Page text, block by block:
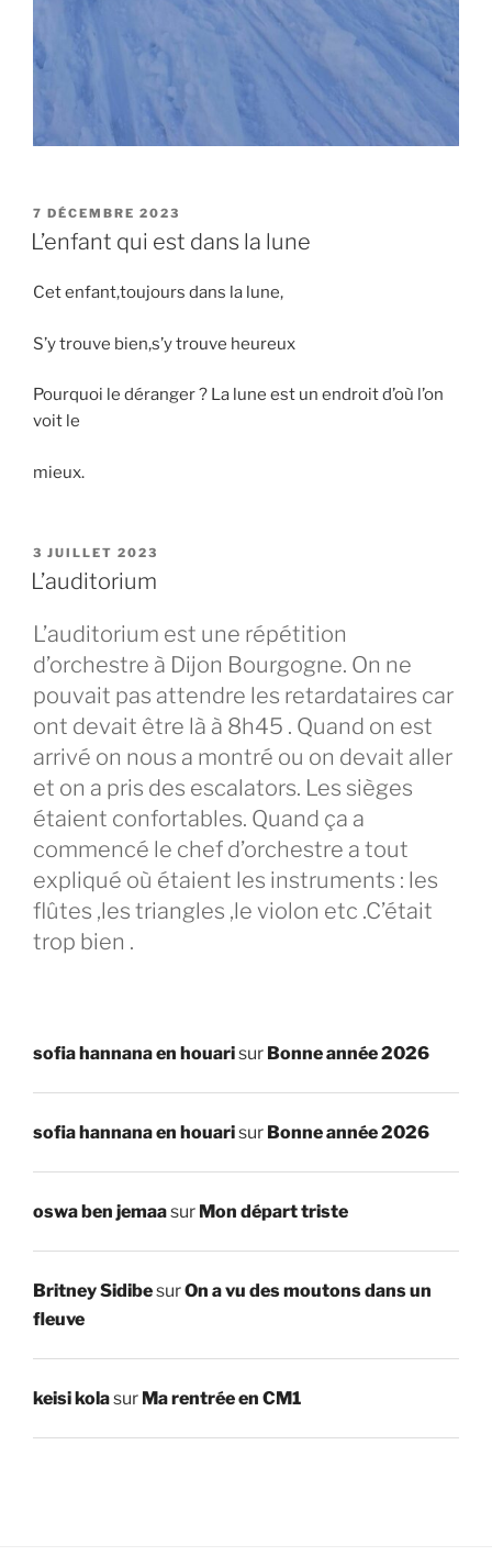
PUBLIÉ
LE
7 DÉCEMBRE 2023
L’enfant qui est dans la lune
Cet enfant,toujours dans la lune,
S’y trouve bien,s’y trouve heureux
Pourquoi le déranger ? La lune est un endroit d’où l’on
voit le
mieux.
PUBLIÉ
LE
3 JUILLET 2023
L’auditorium
L’auditorium est une répétition
d’orchestre à Dijon Bourgogne. On ne
pouvait pas attendre les retardataires car
ont devait être là à 8h45 . Quand on est
arrivé on nous a montré ou on devait aller
et on a pris des escalators. Les sièges
étaient confortables. Quand ça a
commencé le chef d’orchestre a tout
expliqué où étaient les instruments : les
flûtes ,les triangles ,le violon etc .C’était
trop bien .
sofia hannana en houarisur Bonne année 2026
sofia hannana en houarisur Bonne année 2026
oswa ben jemaasur Mon départ triste
Britney SidibesurOn a vu des moutons dans un
fleuve
keisi kolasur Ma rentrée en CM1